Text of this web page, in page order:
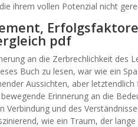
ihrem vollen Potenzial nicht
pdf
an die Zerbrechlichkeit des
Buch zu lesen, war wie ein
Aussichten, aber
Erinnerung an die
und des
wie ein Traum, der